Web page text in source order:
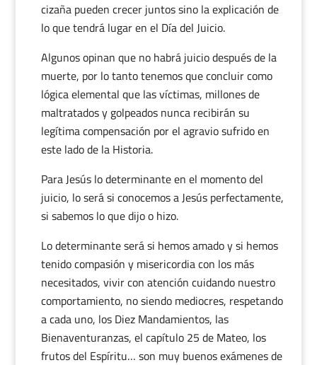
cizaña pueden crecer juntos sino la explicación de
lo que tendrá lugar en el Día del Juicio.
Algunos opinan que no habrá juicio después de la
muerte, por lo tanto tenemos que concluir como
lógica elemental que las víctimas, millones de
maltratados y golpeados nunca recibirán su
legítima compensación por el agravio sufrido en
este lado de la Historia.
Para Jesús lo determinante en el momento del
juicio, lo será si conocemos a Jesús perfectamente,
si sabemos lo que dijo o hizo.
Lo determinante será si hemos amado y si hemos
tenido compasión y misericordia con los más
necesitados, vivir con atención cuidando nuestro
comportamiento, no siendo mediocres, respetando
a cada uno, los Diez Mandamientos, las
Bienaventuranzas, el capítulo 25 de Mateo, los
frutos del Espíritu… son muy buenos exámenes de